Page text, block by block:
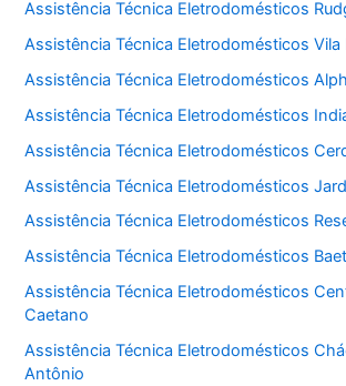
Assistência Técnica Eletrodomésticos
Assistência Técnica Eletrodomésticos Vila
Assistência Técnica Eletrodomésticos
Assistência Técnica Eletrodomésticos
Assistência Técnica Eletrodomésticos
Assistência Técnica Eletrodomésticos
Assistência Técnica Eletrodomésticos
Assistência Técnica Eletrodomésticos
Assistência Técnica Eletrodomésticos
Caetano
Assistência Técnica Eletrodomésticos
Antônio